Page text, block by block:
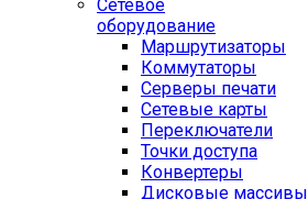
Сетевое
оборудование
Маршрутизаторы
Коммутаторы
Серверы печати
Сетевые карты
Переключатели
Точки доступа
Конвертеры
Дисковые массивы